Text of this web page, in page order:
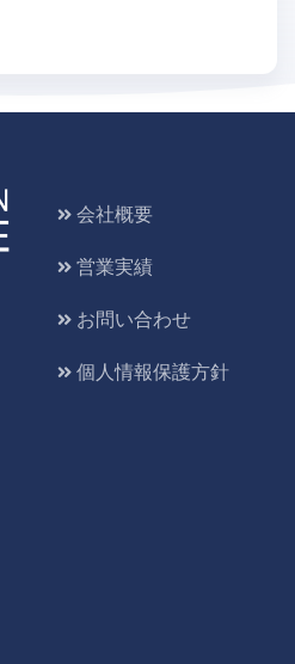
会社概要
営業実績
お問い合わせ
個人情報保護方針